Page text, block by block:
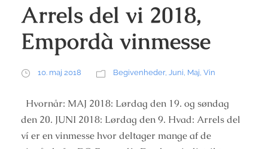
Arrels del vi 2018,
Empordà vinmesse
10. maj 2018 Begivenheder, Juni, Maj, Vin
Hvornår: MAJ 2018: Lørdag den 19. og søndag
den 20. JUNI 2018: Lørdag den 9. Hvad: Arrels del
ví er en vinmesse hvor deltager mange af de